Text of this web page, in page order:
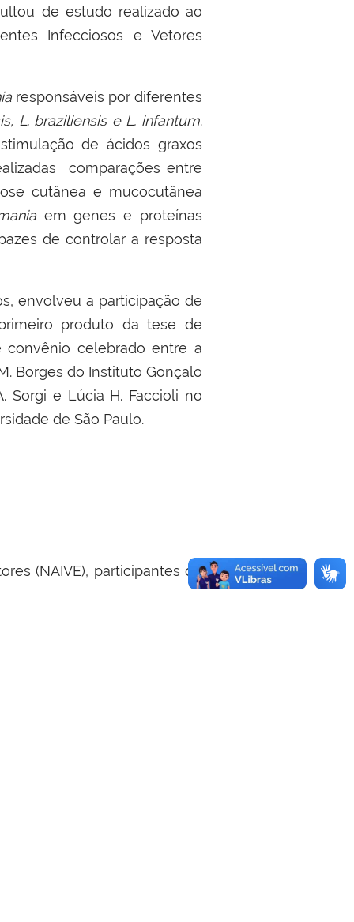
de estudo realizado ao
Infecciosos e Vetores
responsáveis por diferentes
L. braziliensis e L. infantum.
de ácidos graxos
comparações entre
cutânea e mucocutânea
em genes e proteínas
de controlar a resposta
envolveu a participação de
produto da tese de
convênio celebrado entre a
Borges do Instituto Gonçalo
Sorgi e Lúcia H. Faccioli no
de São Paulo.
(NAIVE), participantes do